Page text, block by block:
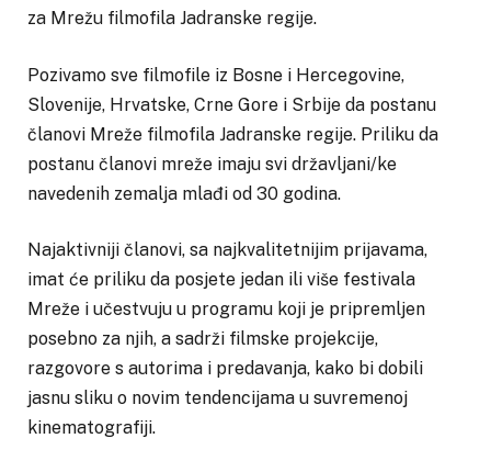
za Mrežu filmofila Jadranske regije.
Pozivamo sve filmofile iz Bosne i Hercegovine,
Slovenije, Hrvatske, Crne Gore i Srbije da postanu
članovi Mreže filmofila Jadranske regije. Priliku da
postanu članovi mreže imaju svi državljani/ke
navedenih zemalja mlađi od 30 godina.
Najaktivniji članovi, sa najkvalitetnijim prijavama,
imat će priliku da posjete jedan ili više festivala
Mreže i učestvuju u programu koji je pripremljen
posebno za njih, a sadrži filmske projekcije,
razgovore s autorima i predavanja, kako bi dobili
jasnu sliku o novim tendencijama u suvremenoj
kinematografiji.